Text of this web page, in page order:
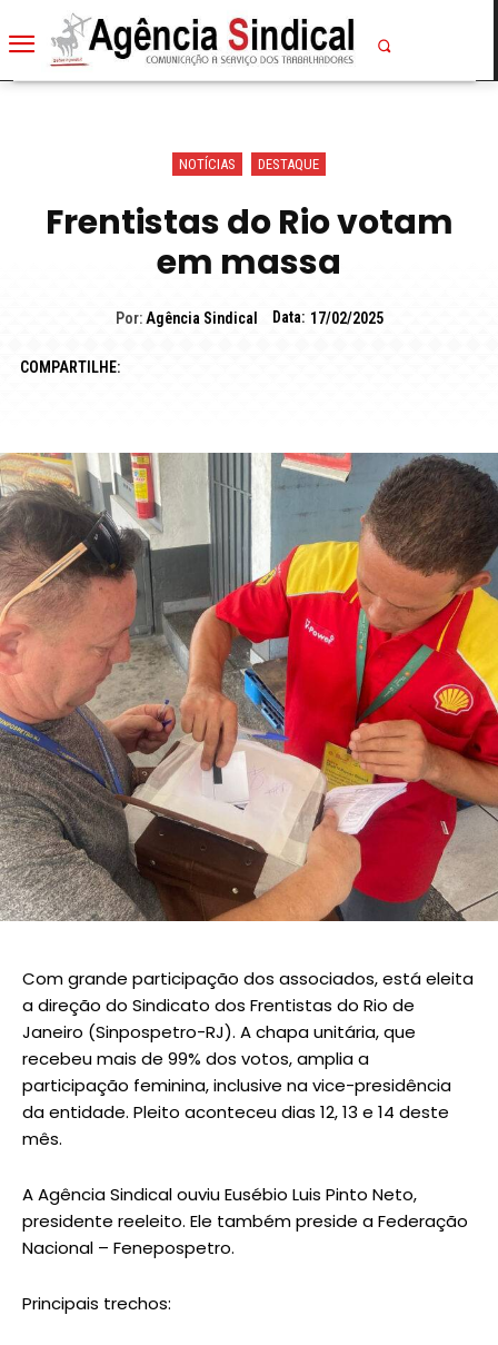
NOTÍCIAS DESTAQUE
Frentistas do Rio votam
em massa
Por: Agência Sindical Data: 17/02/2025
COMPARTILHE:
Com grande participação dos associados, está eleita
a direção do Sindicato dos Frentistas do Rio de
Janeiro (Sinpospetro-RJ). A chapa unitária, que
recebeu mais de 99% dos votos, amplia a
participação feminina, inclusive na vice-presidência
da entidade. Pleito aconteceu dias 12, 13 e 14 deste
mês.
A Agência Sindical ouviu Eusébio Luis Pinto Neto,
presidente reeleito. Ele também preside a Federação
Nacional – Fenepospetro.
Principais trechos: